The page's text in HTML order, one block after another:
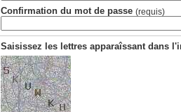
Confirmation du mot de passe (requis)
Saisissez les lettres apparaîssant dans